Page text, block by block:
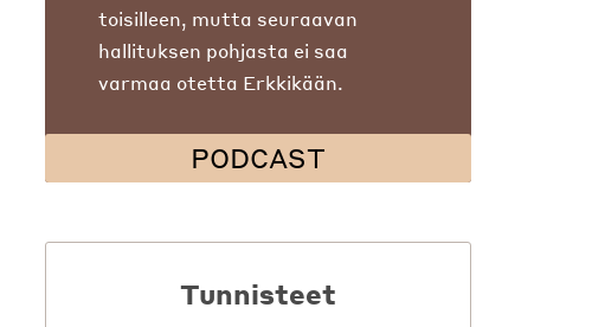
toisilleen, mutta seuraavan
hallituksen pohjasta ei saa
varmaa otetta Erkkikään.
PODCAST
Tunnisteet